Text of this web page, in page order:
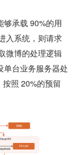
够承载 90%的用
入系统，则请求
微博的处理逻辑
单台业务服务器处
照 20%的预留